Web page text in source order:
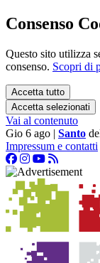
Consenso
Questo sito utilizza
consenso. Scopri di
Accetta tutto
Accetta selezionati
Vai al contenuto
Gio 6 ago | Santo
Impressum e contatti